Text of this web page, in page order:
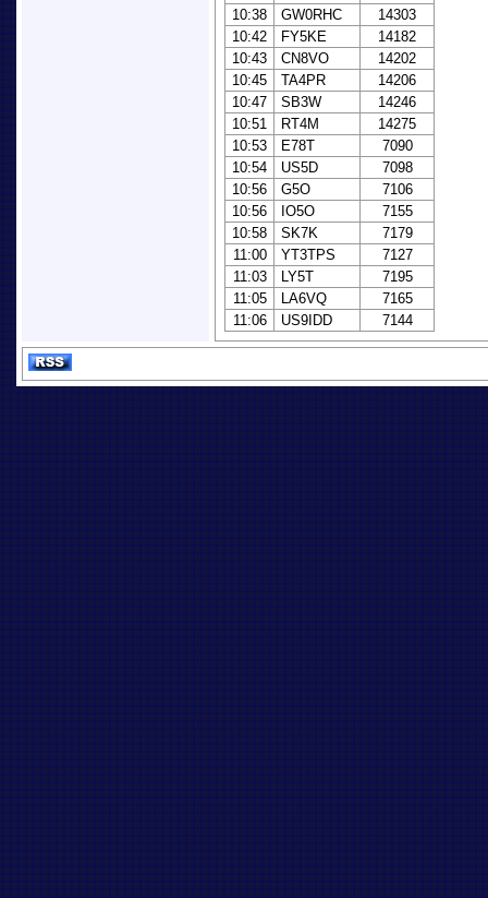
10:38
GW0RHC
14303
10:42
FY5KE
14182
10:43
CN8VO
14202
10:45
TA4PR
14206
10:47
SB3W
14246
10:51
RT4M
14275
10:53
E78T
7090
10:54
US5D
7098
10:56
G5O
7106
10:56
IO5O
7155
10:58
SK7K
7179
11:00
YT3TPS
7127
11:03
LY5T
7195
11:05
LA6VQ
7165
11:06
US9IDD 7144